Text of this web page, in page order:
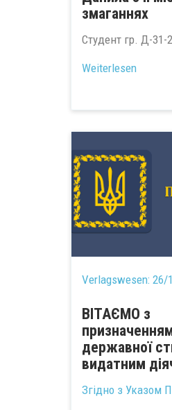
змаганнях
Студент гр. Д-31-
Weiterlesen
Verlagswesen: 26/
ВІТАЄМО з
державної
видатним
Згідно з Указом